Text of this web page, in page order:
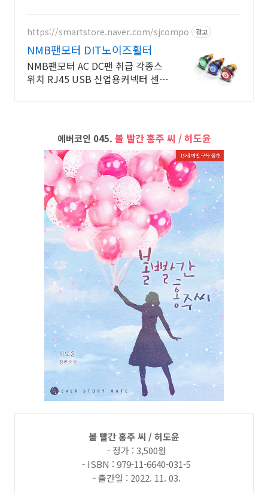
https://smartstore.naver.com/sjcompo 광고
NMB팬모터 DIT노이즈휠터
NMB팬모터 AC DC팬 취급 각종스
위치 RJ45 USB 산업용커넥터 센서
에버코인 045. 볼 빨간 홍주 씨 / 허도윤
볼 빨간 홍주 씨 / 허도윤
- 정가 : 3,500원
- ISBN : 979-11-6640-031-5
- 출간일 : 2022. 11. 03.